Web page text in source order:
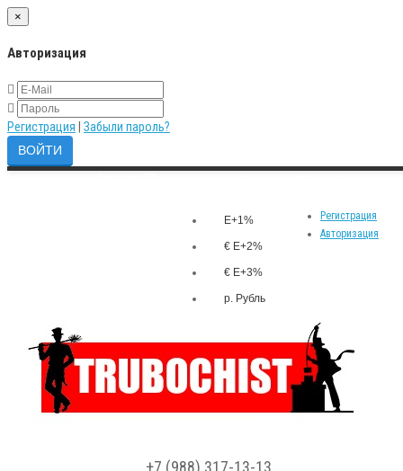
×
Авторизация
Регистрация Забыли пароль?
Регистрация
Авторизация
E+1%
€ E+2%
€ E+3%
р. Рубль
+7 (988) 317-13-13